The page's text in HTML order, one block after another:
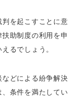
を起こすことに意
助制度の利用を申
るでしょう。
どによる紛争解決
条件を満たしてい